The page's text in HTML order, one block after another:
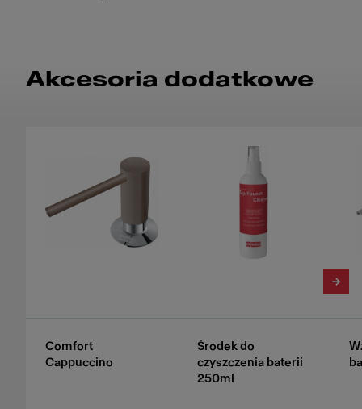
Akcesoria dodatkowe
Comfort
Cappuccino
Środek do
czyszczenia baterii
250ml